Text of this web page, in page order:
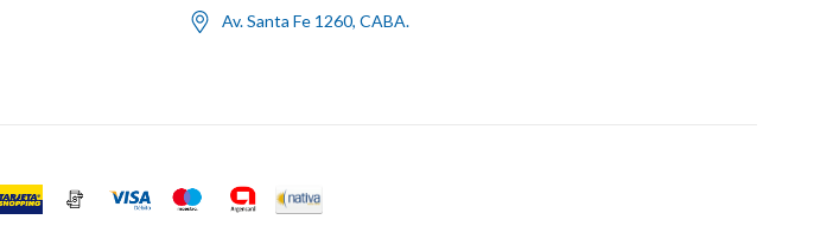
Av. Santa Fe 1260, CABA.